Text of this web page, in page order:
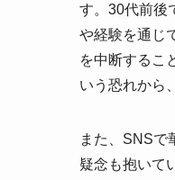
す。30代前後
や経験を通じ
を中断するこ
いう恐れから
また、SNSで
疑念も抱いて